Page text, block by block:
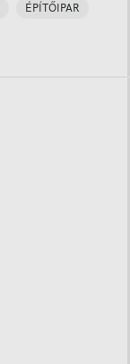
ÉPÍTŐIPAR